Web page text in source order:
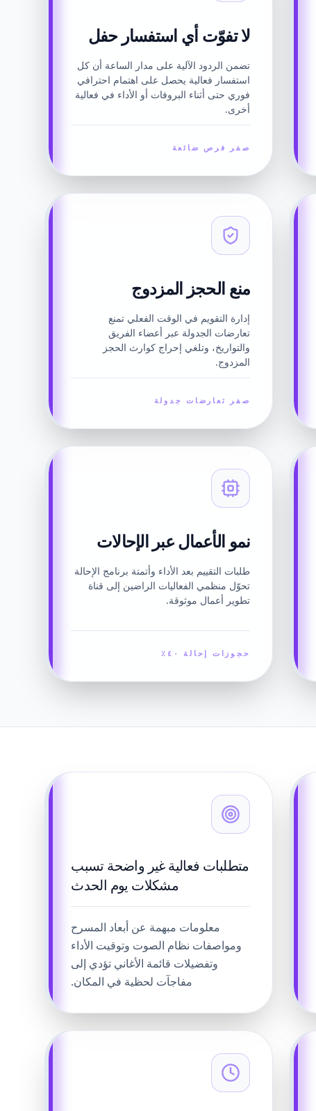
لا تفوّت أي استفسار حفل
تضمن الردود الآلية على مدار الساعة أن كل
استفسار فعالية يحصل على اهتمام احترافي
فوري حتى أثناء البروفات أو الأداء في فعالية
أخرى.
صفر فرص ضائعة
منع الحجز المزدوج
إدارة التقويم في الوقت الفعلي تمنع
تعارضات الجدولة عبر أعضاء الفريق
والتواريخ، وتلغي إحراج كوارث الحجز
المزدوج.
صفر تعارضات جدولة
نمو الأعمال عبر الإحالات
طلبات التقييم بعد الأداء وأتمتة برنامج الإحالة
تحوّل منظمي الفعاليات الراضين إلى قناة
تطوير أعمال موثوقة.
حجوزات إحالة ٤٠٪
متطلبات فعالية غير واضحة تسبب
مشكلات يوم الحدث
معلومات مبهمة عن أبعاد المسرح
ومواصفات نظام الصوت وتوقيت الأداء
وتفضيلات قائمة الأغاني تؤدي إلى
مفاجآت لحظية في المكان.